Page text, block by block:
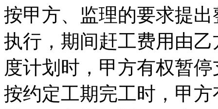
按甲方、监理的要求提
执行，期间赶工费用由
度计划时，甲方有权暂
按约定工期完工时，甲